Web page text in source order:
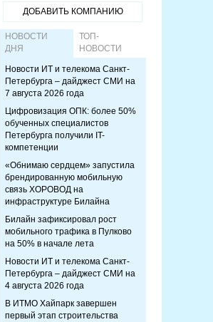
ДОБАВИТЬ КОМПАНИЮ
НОВОСТИ
ДНЯ
ТОП-
НОВОСТИ
Новости ИТ и телекома Санкт-
Петербурга – дайджест СМИ на
7 августа 2026 года
Цифровизация ОПК: более 50%
обученных специалистов
Петербурга получили IT-
компетенции
«Обнимаю сердцем» запустила
брендированную мобильную
связь ХОРОВОД на
инфраструктуре Билайна
Билайн зафиксировал рост
мобильного трафика в Пулково
на 50% в начале лета
Новости ИТ и телекома Санкт-
Петербурга – дайджест СМИ на
4 августа 2026 года
В ИТМО Хайпарк завершен
первый этап строительства